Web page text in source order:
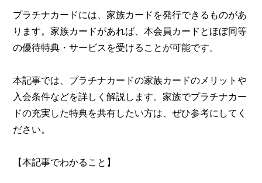
プラチナカードには、家族カードを発行できるものがあ
ります。家族カードがあれば、本会員カードとほぼ同等
の優待特典・サービスを受けることが可能です。
本記事では、プラチナカードの家族カードのメリットや
入会条件などを詳しく解説します。家族でプラチナカー
ドの充実した特典を共有したい方は、ぜひ参考にしてく
ださい。
【本記事でわかること】